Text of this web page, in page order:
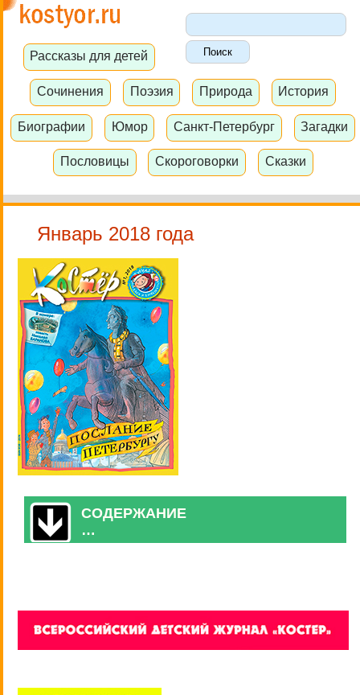
Рассказы для детей
Сочинения Поэзия Природа История
Биографии Юмор Санкт-Петербург Загадки
Пословицы Скороговорки Сказки
Январь 2018 года
СОДЕРЖАНИЕ
…